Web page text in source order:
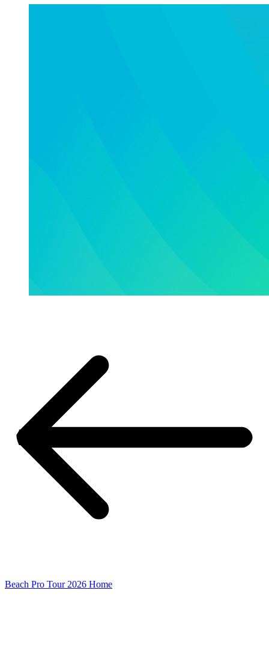
Beach Pro Tour 2026 Home